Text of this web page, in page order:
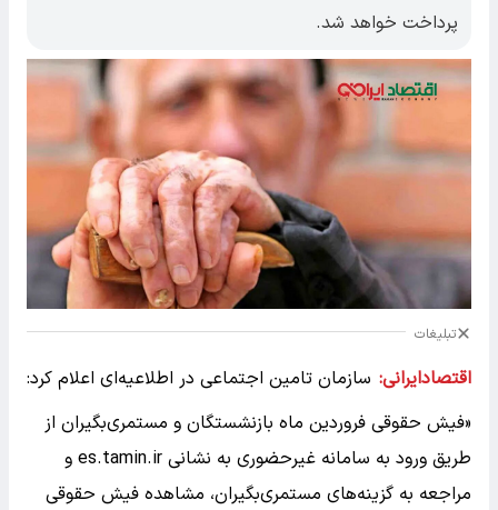
پرداخت خواهد شد.
تبلیغات
اقتصادایرانی: سازمان تامین اجتماعی در اطلاعیه‌ای اعلام کرد:
«فیش حقوقی فروردین ماه بازنشستگان و مستمری‌بگیران از
طریق ورود به سامانه غیرحضوری به نشانی es.tamin.ir و
مراجعه به گزینه‌های مستمری‌بگیران، مشاهده فیش حقوقی